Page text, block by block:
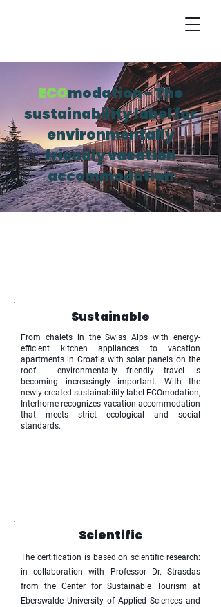
ECOmodation - The
sustainability label for
environmentally
friendly vacation
accommodation
Sustainable
From chalets in the Swiss Alps with energy-
efficient kitchen appliances to vacation
apartments in Croatia with solar panels on the
roof - environmentally friendly travel is
becoming increasingly important. With the
newly created sustainability label ECOmodation,
Interhome recognizes vacation accommodation
that meets strict ecological and social
standards.
Scientific
The certification is based on scientific research:
in collaboration with Professor Dr. Strasdas
from the Center for Sustainable Tourism at
Eberswalde University of Applied Sciences and